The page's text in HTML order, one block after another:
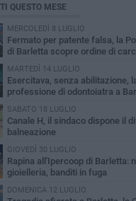
QUESTO MESE
MERCOLEDÌ 8 LUGLIO
Fermato per patente falsa, la
di Barletta scopre ordine di
MARTEDÌ 14 LUGLIO
Esercitava, senza abilitazione,
professione di odontoiatra a
SABATO 18 LUGLIO
Canale H, il sindaco dispone il
balneazione
GIOVEDÌ 30 LUGLIO
Rapina all'Ipercoop di Barletta:
gioielleria, banditi in fuga
DOMENICA 12 LUGLIO